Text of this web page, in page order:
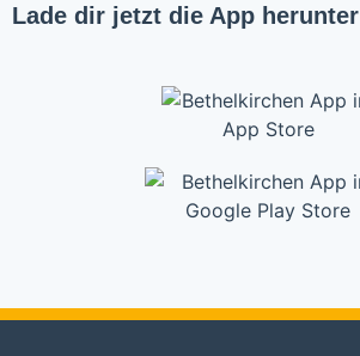
Lade dir jetzt die App